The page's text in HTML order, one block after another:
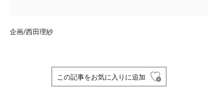
企画/西田理紗
この記事をお気に入りに追加